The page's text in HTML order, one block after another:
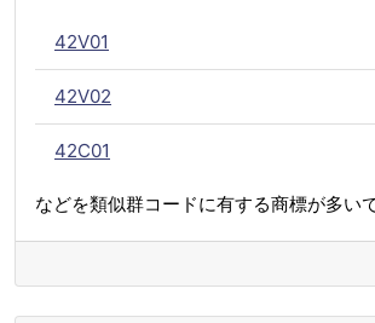
42V01
42V02
42C01
などを類似群コードに有する商標が多いで